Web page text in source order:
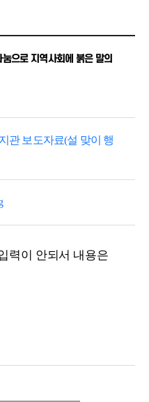
으로 지역사회에 붉은 말의
관 보도자료(설 맞이 행
력이 안되서 내용은